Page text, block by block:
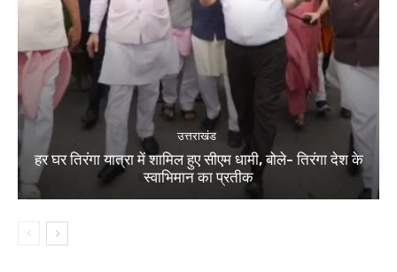
उत्तराखंड
हर घर तिरंगा यात्रा में शामिल हुए सीएम धामी, बोले- तिरंगा देश के
स्वाभिमान का प्रतीक